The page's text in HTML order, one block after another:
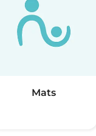
Mats